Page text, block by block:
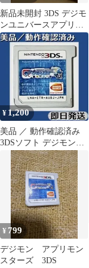
新品未開封 3DS デジモ
ンユニバースアプリモ
ンスターズ 40本セット
¥ 1,200
美品 ／ 動作確認済み
3DSソフト デジモンユ
ニバース アプリモンス
ターズ
¥ 799
デジモン アプリモン
スターズ 3DS